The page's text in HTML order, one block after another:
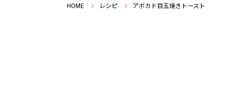
HOME レシピ アボカド目玉焼きトースト